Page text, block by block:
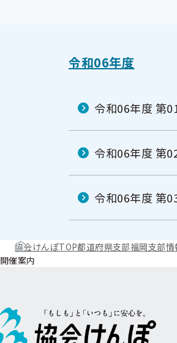
令和06年度
令和06年度 第
令和06年度 第
令和06年度 第
協会けんぽTOP都道府県支部福岡支部情
開催案内